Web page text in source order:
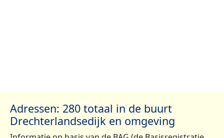
Adressen: 280 totaal in de buurt
Drechterlandsedijk en omgeving